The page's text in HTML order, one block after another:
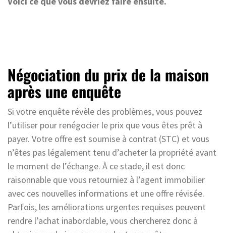
Négociation du prix de la maison
après une enquête
Si votre enquête révèle des problèmes, vous pouvez
l’utiliser pour renégocier le prix que vous êtes prêt à
payer. Votre offre est soumise à contrat (STC) et vous
n’êtes pas légalement tenu d’acheter la propriété avant
le moment de l’échange. À ce stade, il est donc
raisonnable que vous retourniez à l’agent immobilier
avec ces nouvelles informations et une offre révisée.
Parfois, les améliorations urgentes requises peuvent
rendre l’achat inabordable, vous chercherez donc à